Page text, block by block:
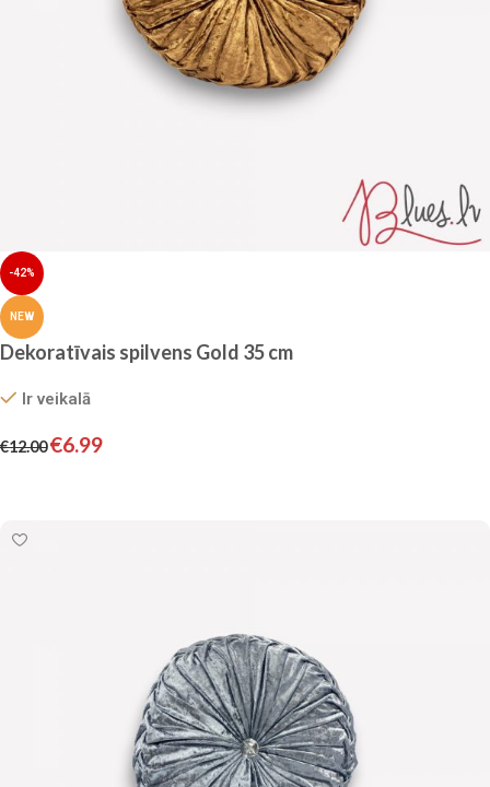
-42%
NEW
Dekoratīvais spilvens Gold 35 cm
Ir veikalā
€12.00€6.99